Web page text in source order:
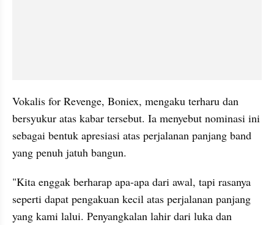
Vokalis for Revenge, Boniex, mengaku terharu dan
bersyukur atas kabar tersebut. Ia menyebut nominasi ini
sebagai bentuk apresiasi atas perjalanan panjang band
yang penuh jatuh bangun.
"Kita enggak berharap apa-apa dari awal, tapi rasanya
seperti dapat pengakuan kecil atas perjalanan panjang
yang kami lalui. Penyangkalan lahir dari luka dan